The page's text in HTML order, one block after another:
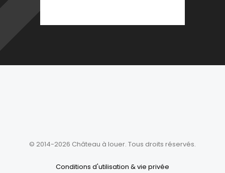
© 2014-2026 Château à louer. Tous droits réservés.
Conditions d'utilisation & vie privée